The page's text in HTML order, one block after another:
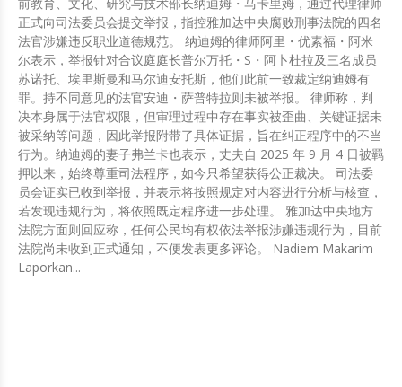
正式向司法委员会提交举报，指控雅加达中央腐败刑事法院的四名
法官涉嫌违反职业道德规范。 纳迪姆的律师阿里・优素福・阿米
尔表示，举报针对合议庭庭长普尔万托・S・阿卜杜拉及三名成员
苏诺托、埃里斯曼和马尔迪安托斯，他们此前一致裁定纳迪姆有
罪。持不同意见的法官安迪・萨普特拉则未被举报。 律师称，判
决本身属于法官权限，但审理过程中存在事实被歪曲、关键证据未
被采纳等问题，因此举报附带了具体证据，旨在纠正程序中的不当
行为。纳迪姆的妻子弗兰卡也表示，丈夫自 2025 年 9 月 4 日被羁
押以来，始终尊重司法程序，如今只希望获得公正裁决。 司法委
员会证实已收到举报，并表示将按照规定对内容进行分析与核查，
若发现违规行为，将依照既定程序进一步处理。 雅加达中央地方
法院方面则回应称，任何公民均有权依法举报涉嫌违规行为，目前
法院尚未收到正式通知，不便发表更多评论。 Nadiem Makarim
Laporkan...